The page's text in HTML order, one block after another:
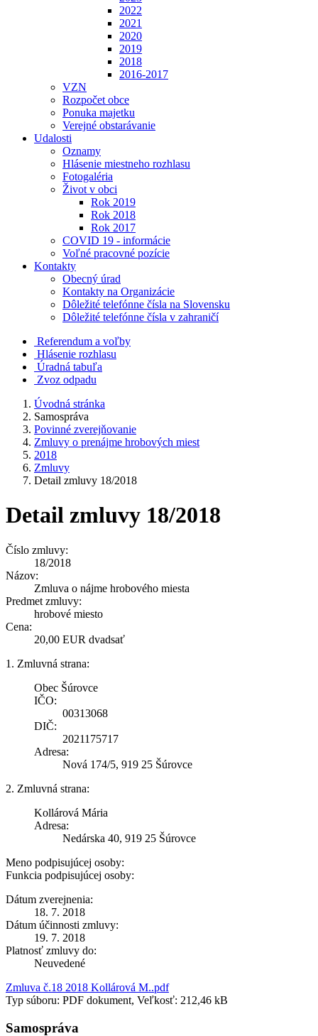
2022
2021
2020
2019
2018
2016-2017
VZN
Rozpočet obce
Ponuka majetku
Verejné obstarávanie
Udalosti
Oznamy
Hlásenie miestneho rozhlasu
Fotogaléria
Život v obci
Rok 2019
Rok 2018
Rok 2017
COVID 19 - informácie
Voľné pracovné pozície
Kontakty
Obecný úrad
Kontakty na Organizácie
Dôležité telefónne čísla na Slovensku
Dôležité telefónne čísla v zahraničí
Referendum a voľby
Hlásenie rozhlasu
Úradná tabuľa
Zvoz odpadu
Úvodná stránka
Samospráva
Povinné zverejňovanie
Zmluvy o prenájme hrobových miest
2018
Zmluvy
Detail zmluvy 18/2018
Detail zmluvy 18/2018
Číslo zmluvy:
18/2018
Názov:
Zmluva o nájme hrobového miesta
Predmet zmluvy:
hrobové miesto
Cena:
20,00 EUR dvadsať
1. Zmluvná strana:
Obec Šúrovce
IČO:
00313068
DIČ:
2021175717
Adresa:
Nová 174/5, 919 25 Šúrovce
2. Zmluvná strana:
Kollárová Mária
Adresa:
Nedárska 40, 919 25 Šúrovce
Meno podpisujúcej osoby:
Funkcia podpisujúcej osoby:
Dátum zverejnenia:
18. 7. 2018
Dátum účinnosti zmluvy:
19. 7. 2018
Platnosť zmluvy do:
Neuvedené
Zmluva č.18 2018 Kollárová M..pdf
Typ súboru: PDF dokument, Veľkosť: 212,46 kB
Samospráva